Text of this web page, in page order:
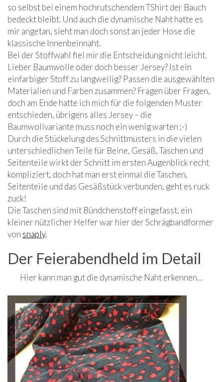
so selbst bei einem hochrutschendem TShirt der Bauch
bedeckt bleibt. Und auch die dynamische Naht hatte es
mir angetan, sieht man doch sonst an jeder Hose die
klassische Innenbeinnaht.
Bei der Stoffwahl fiel mir die Entscheidung nicht leicht.
Lieber Baumwolle oder doch besser Jersey? Ist ein
einfarbiger Stoff zu langweilig? Passen die ausgewählten
Materialien und Farben zusammen? Fragen über Fragen,
doch am Ende hatte ich mich für die folgenden Muster
entschieden, übrigens alles Jersey – die
Baumwollvariante muss noch ein wenig warten ;-)
Durch die Stückelung des Schnittmusters in die vielen
unterschiedlichen Teile für Beine, Gesäß, Taschen und
Seitenteile wirkt der Schnitt im ersten Augenblick recht
kompliziert, doch hat man erst einmal die Taschen,
Seitenteile und das Gesäßstück verbunden, geht es ruck
zuck!
Die Taschen sind mit Bündchenstoff eingefasst, ein
kleiner nützlicher Helfer war hier der Schrägbandformer
von snaply.
Der Feierabendheld im Detail
Hier kann man gut die dynamische Naht erkennen…